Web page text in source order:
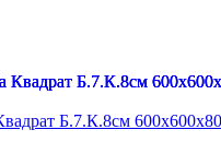
Б.7.К.8см